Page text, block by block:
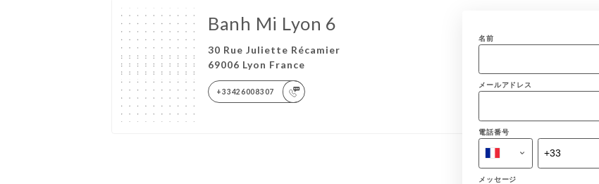
Banh Mi Lyon 6
30 Rue Juliette Récamier
69006 Lyon France
+33426008307
名前
メールアドレス
電話番号
メッセージ